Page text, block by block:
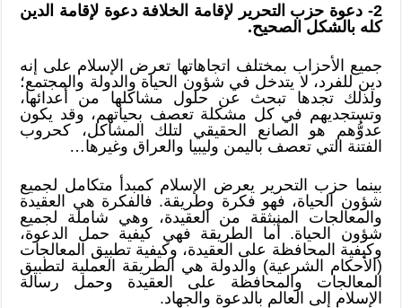
2- دعوة حزب التحرير لإقامة الخلافة دعوة لإقامة الدين
كله بالشكل الصحيح.
جميع الأحزاب بمختلف اتجاهاتها تعرض الإسلام على إنه
دين للفرد، لا يتدخل في شؤون الحياة والدولة والمجتمع؛
ولذلك تجدها تبحث عن حلول مشاكلها من أعدائها،
وتستجديهم في كل مشكلة تعصف بحياتهم، وقد يكون
عدوُّهم هو الصانع الحقيقي لتلك المشاكل، كحروب
الفتنة التي تعصف باليمن وليبيا والعراق وغيرها…
بينما حزب التحرير يعرض الإسلام كمبدأ متكامل لجميع
شؤون الحياة، فهو فكرة وطريقة. فالفكرة هي العقيدة
والمعالجات المنبثقة من العقيدة، وهي شاملة لجميع
شؤون الحياة. أما الطريقة فهي كيفية حمل الدعوة،
وكيفية المحافظة على العقيدة، وكيفية تطبيق المعالجات
(الأحكام الشرعية) والدولة هي الطريقة العملية لتطبيق
المعالجات والمحافظة على العقيدة وحمل رسالة
الإسلام إلى العالم بالدعوة والجهاد.